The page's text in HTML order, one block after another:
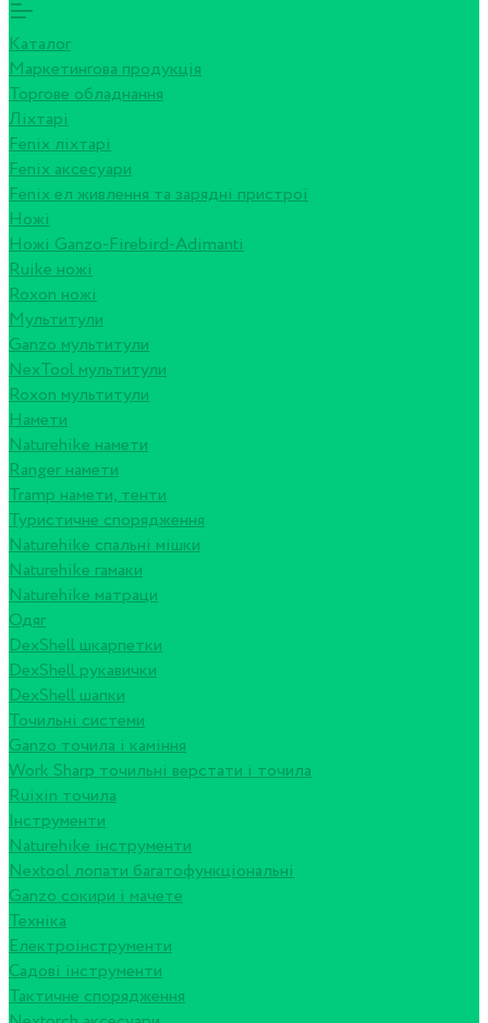
Каталог
Маркетингова продукція
Торгове обладнання
Ліхтарі
Fenix ліхтарі
Fenix аксесуари
Fenix ел живлення та зарядні пристрої
Ножі
Ножі Ganzo-Firebird-Adimanti
Ruike ножі
Roxon ножi
Мультитули
Ganzo мультитули
NexTool мультитули
Roxon мультитули
Намети
Naturehike намети
Ranger намети
Tramp намети, тенти
Туристичне спорядження
Naturehike спальні мішки
Naturehike гамаки
Naturehike матраци
Одяг
DexShell шкарпетки
DexShell рукавички
DexShell шапки
Точильні системи
Ganzo точила і каміння
Work Sharp точильні верстати і точила
Ruixin точила
Інструменти
Naturehike інструменти
Nextool лопати багатофункціональні
Ganzo сокири і мачете
Техніка
Електроінструменти
Садові інструменти
Тактичне спорядження